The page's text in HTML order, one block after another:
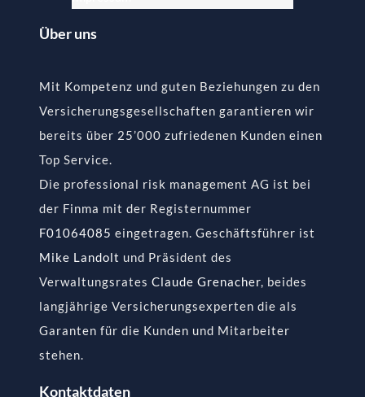
Über uns
Mit Kompetenz und guten Beziehungen zu den
Versicherungsgesellschaften garantieren wir
bereits über 25’000 zufriedenen Kunden einen
Top Service.
Die professional risk management AG ist bei
der Finma mit der Registernummer
F01064085 eingetragen. Geschäftsführer ist
Mike Landolt und Präsident des
Verwaltungsrates Claude Grenacher, beides
langjährige Versicherungsexperten die als
Garanten für die Kunden und Mitarbeiter
stehen.
Kontaktdaten